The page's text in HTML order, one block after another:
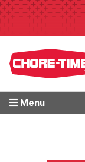
Menu